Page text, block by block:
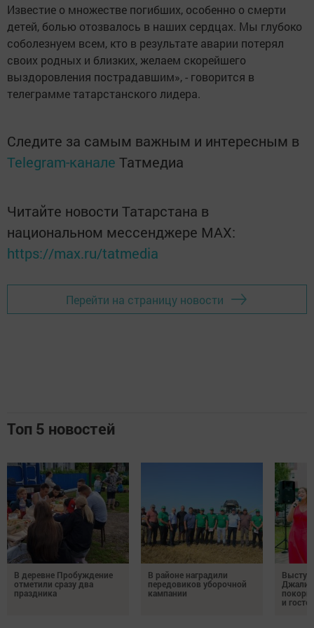
Известие о множестве погибших, особенно о смерти
детей, болью отозвалось в наших сердцах. Мы глубоко
соболезнуем всем, кто в результате аварии потерял
своих родных и близких, желаем скорейшего
выздоровления пострадавшим», - говорится в
телеграмме татарстанского лидера.
Следите за самым важным и интересным в
Telegram-канале Татмедиа
Читайте новости Татарстана в
национальном мессенджере MАХ:
https://max.ru/tatmedia
Перейти на страницу новости
Топ 5 новостей
В деревне Пробуждение
отметили сразу два
праздника
В районе наградили
передовиков уборочной
кампании
и